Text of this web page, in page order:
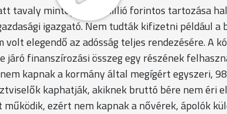
tavaly mintegy 180 millió forintos tartozása
igazgató. Nem tudták kifizetni például a
elegendő az adósság teljes rendezésére. A
finanszírozási összeg egy részének
kapnak a kormány által megígért egyszeri,
kaphatják, akiknek bruttó bére nem éri
ezért nem kapnak a nővérek, ápolók